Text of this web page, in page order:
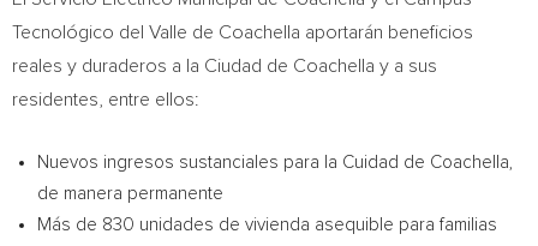
Tecnológico del Valle de Coachella aportarán beneficios
reales y duraderos a la Ciudad de Coachella y a sus
residentes, entre ellos:
Nuevos ingresos sustanciales para la Cuidad de Coachella,
de manera permanente
Más de 830 unidades de vivienda asequible para familias